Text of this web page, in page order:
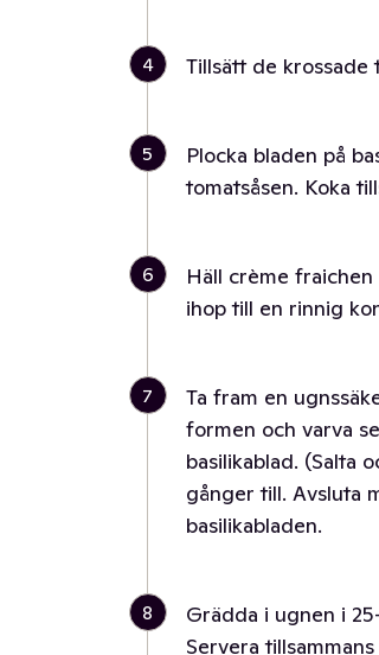
4 Tillsätt de krossade
5
Plocka bladen på
tomatsåsen. Koka
6
Häll crème
ihop till en rinnig
7
Ta fram en
formen och varva
basilikablad. (Salta
gånger till. Avsluta
basilikabladen.
8
Grädda i ugnen i
Servera